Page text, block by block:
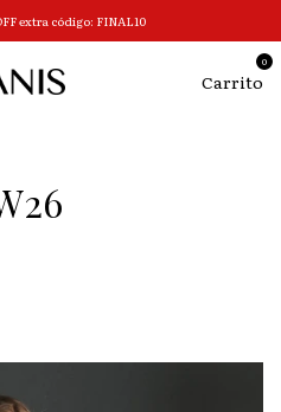
extra código: FINAL10
Carrito
0